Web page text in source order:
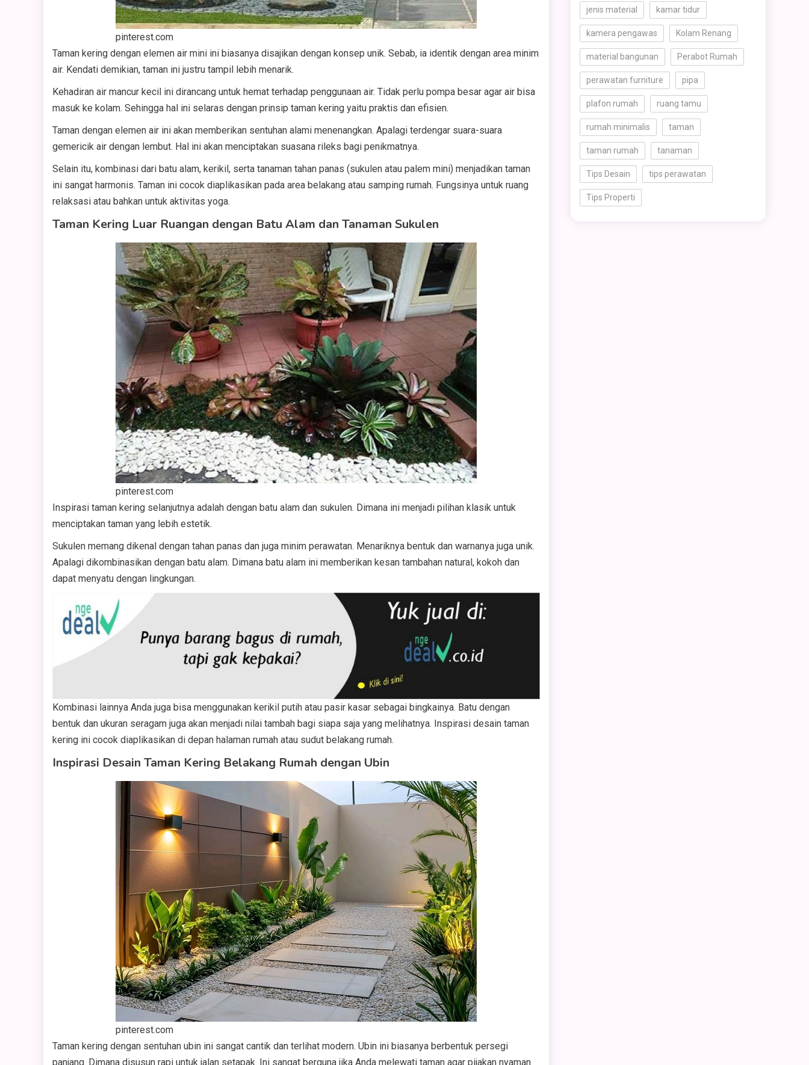
pinterest.com
Taman kering dengan elemen air mini ini biasanya disajikan dengan konsep unik. Sebab, ia identik dengan area minim
air. Kendati demikian, taman ini justru tampil lebih menarik.
Kehadiran air mancur kecil ini dirancang untuk hemat terhadap penggunaan air. Tidak perlu pompa besar agar air bisa
masuk ke kolam. Sehingga hal ini selaras dengan prinsip taman kering yaitu praktis dan efisien.
Taman dengan elemen air ini akan memberikan sentuhan alami menenangkan. Apalagi terdengar suara-suara
gemericik air dengan lembut. Hal ini akan menciptakan suasana rileks bagi penikmatnya.
Selain itu, kombinasi dari batu alam, kerikil, serta tanaman tahan panas (sukulen atau palem mini) menjadikan taman
ini sangat harmonis. Taman ini cocok diaplikasikan pada area belakang atau samping rumah. Fungsinya untuk ruang
relaksasi atau bahkan untuk aktivitas yoga.
Taman Kering Luar Ruangan dengan Batu Alam dan Tanaman Sukulen
pinterest.com
Inspirasi taman kering selanjutnya adalah dengan batu alam dan sukulen. Dimana ini menjadi pilihan klasik untuk
menciptakan taman yang lebih estetik.
Sukulen memang dikenal dengan tahan panas dan juga minim perawatan. Menariknya bentuk dan warnanya juga unik.
Apalagi dikombinasikan dengan batu alam. Dimana batu alam ini memberikan kesan tambahan natural, kokoh dan
dapat menyatu dengan lingkungan.
Kombinasi lainnya Anda juga bisa menggunakan kerikil putih atau pasir kasar sebagai bingkainya. Batu dengan
bentuk dan ukuran seragam juga akan menjadi nilai tambah bagi siapa saja yang melihatnya. Inspirasi desain taman
kering ini cocok diaplikasikan di depan halaman rumah atau sudut belakang rumah.
Inspirasi Desain Taman Kering Belakang Rumah dengan Ubin
pinterest.com
Taman kering dengan sentuhan ubin ini sangat cantik dan terlihat modern. Ubin ini biasanya berbentuk persegi
panjang. Dimana disusun rapi untuk jalan setapak. Ini sangat berguna jika Anda melewati taman agar pijakan nyaman.
jenis material kamar tidur
kamera pengawas Kolam Renang
material bangunan Perabot Rumah
perawatan furniture pipa
plafon rumah ruang tamu
rumah minimalis taman
taman rumah tanaman
Tips Desain tips perawatan
Tips Properti